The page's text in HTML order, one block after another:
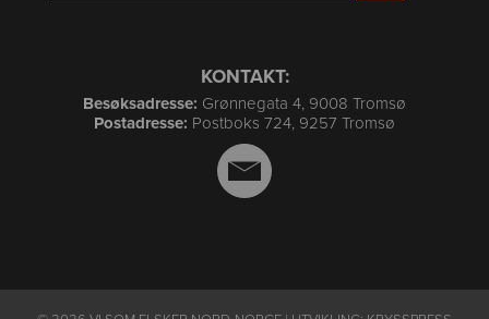
KONTAKT:
Besøksadresse: Grønnegata 4, 9008 Tromsø
Postadresse: Postboks 724, 9257 Tromsø